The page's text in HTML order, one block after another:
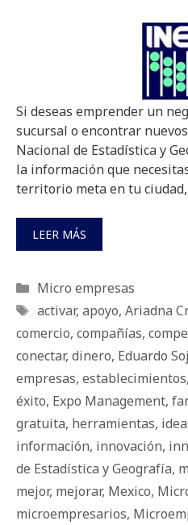
Si deseas emprender un
sucursal o encontrar
Nacional de Estadística y
la información que
territorio meta en tu ciudad,
LEER MÁS
Categorías
Micro empresas
Etiquetas
activar, apoyo, Ariadna
comercio, compañías,
conectar, dinero, Eduardo
empresas, establecimientos,
éxito, Expo Management,
gratuita, herramientas,
información, innovación,
de Estadística y Geografía,
mejor, mejorar, Mexico,
microempresarios,